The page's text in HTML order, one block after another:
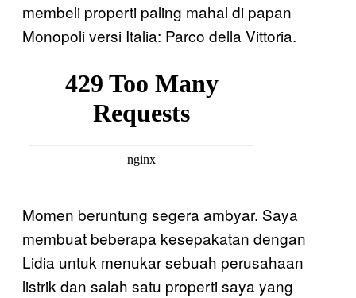
membeli properti paling mahal di papan
Monopoli versi Italia: Parco della Vittoria.
Momen beruntung segera ambyar. Saya
membuat beberapa kesepakatan dengan
Lidia untuk menukar sebuah perusahaan
listrik dan salah satu properti saya yang